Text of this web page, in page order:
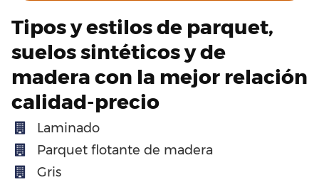
Tipos y estilos de parquet,
suelos sintéticos y de
madera con la mejor relación
calidad-precio
Laminado
Parquet flotante de madera
Gris